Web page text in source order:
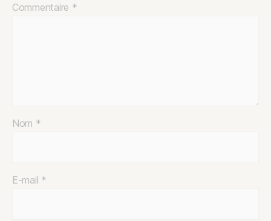
Commentaire *
Nom *
E-mail *